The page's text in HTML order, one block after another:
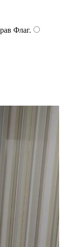
Флаг.